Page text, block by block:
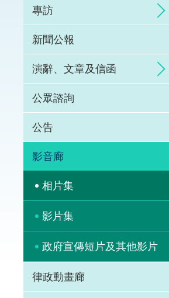
專訪
新聞公報
演辭、文章及信函
公眾諮詢
公告
影音廊
相片集
影片集
政府宣傳短片及其他影片
律政動畫廊